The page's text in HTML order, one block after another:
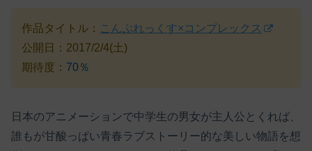
作品タイトル： こんぷれっくす×コンプレックス
公開日：2017/2/4(土)
期待度： 70％
日本のアニメーションで中学生の男女が主人公とくれば、
誰もが甘酸っぱい青春ラブストーリー的な美しい物語を想